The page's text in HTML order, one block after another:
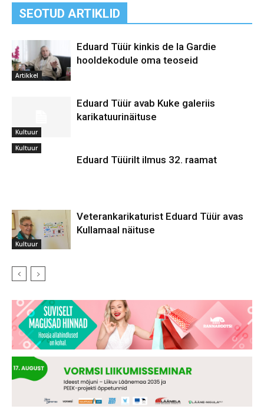
SEOTUD ARTIKLID
Artikkel
Eduard Tüür kinkis de la Gardie
hooldekodule oma teoseid
Kultuur
Eduard Tüür avab Kuke galeriis
karikatuurinäituse
Kultuur
Eduard Tüürilt ilmus 32. raamat
Kultuur
Veterankarikaturist Eduard Tüür avas
Kullamaal näituse